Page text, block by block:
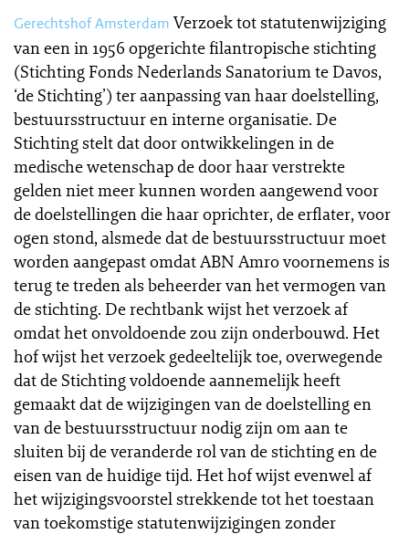
Gerechtshof Amsterdam Verzoek tot statutenwijziging
van een in 1956 opgerichte filantropische stichting
(Stichting Fonds Nederlands Sanatorium te Davos,
‘de Stichting’) ter aanpassing van haar doelstelling,
bestuursstructuur en interne organisatie. De
Stichting stelt dat door ontwikkelingen in de
medische wetenschap de door haar verstrekte
gelden niet meer kunnen worden aangewend voor
de doelstellingen die haar oprichter, de erflater, voor
ogen stond, alsmede dat de bestuursstructuur moet
worden aangepast omdat ABN Amro voornemens is
terug te treden als beheerder van het vermogen van
de stichting. De rechtbank wijst het verzoek af
omdat het onvoldoende zou zijn onderbouwd. Het
hof wijst het verzoek gedeeltelijk toe, overwegende
dat de Stichting voldoende aannemelijk heeft
gemaakt dat de wijzigingen van de doelstelling en
van de bestuursstructuur nodig zijn om aan te
sluiten bij de veranderde rol van de stichting en de
eisen van de huidige tijd. Het hof wijst evenwel af
het wijzigingsvoorstel strekkende tot het toestaan
van toekomstige statutenwijzigingen zonder